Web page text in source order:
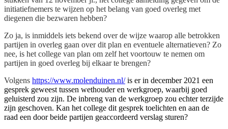
initiatiefnemers te wijzen op het belang van goed overleg met
diegenen die bezwaren hebben?
Zo ja, is inmiddels iets bekend over de wijze waarop alle betrokken
partijen in overleg gaan over dit plan en eventuele alternatieven? Zo
nee, is het college van plan om zelf het voortouw te nemen om
partijen in goed overleg bij elkaar te brengen?
Volgens https://www.molenduinen.nl/is er in december 2021 een
gesprek geweest tussen wethouder en werkgroep, waarbij goed
geluisterd zou zijn. De inbreng van de werkgroep zou echter terzijde
zijn geschoven. Kan het college dit gesprek toelichten en aan de
raad een door beide partijen geaccordeerd verslag sturen?